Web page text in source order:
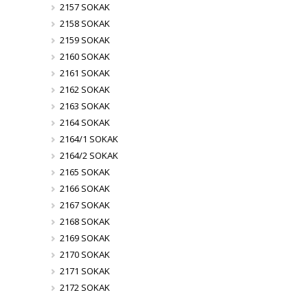
2157 SOKAK
2158 SOKAK
2159 SOKAK
2160 SOKAK
2161 SOKAK
2162 SOKAK
2163 SOKAK
2164 SOKAK
2164/1 SOKAK
2164/2 SOKAK
2165 SOKAK
2166 SOKAK
2167 SOKAK
2168 SOKAK
2169 SOKAK
2170 SOKAK
2171 SOKAK
2172 SOKAK